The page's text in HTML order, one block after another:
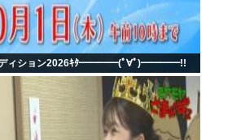
ディション2026ｷﾀ━━━━(ﾟ∀ﾟ)━━━━!!